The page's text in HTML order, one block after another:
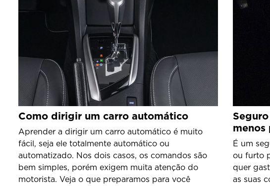
Como dirigir um carro automático
Aprender a dirigir um carro automático é muito
fácil, seja ele totalmente automático ou
automatizado. Nos dois casos, os comandos são
bem simples, porém exigem muita atenção do
motorista. Veja o que preparamos para você
menos
É um
ou furto
quer
as suas